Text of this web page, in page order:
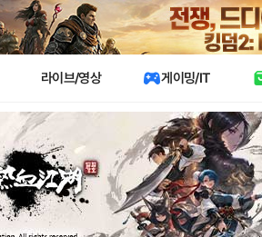
라이브/영상 게이밍/IT